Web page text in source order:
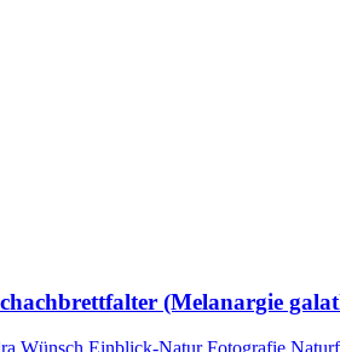
(Melanargie